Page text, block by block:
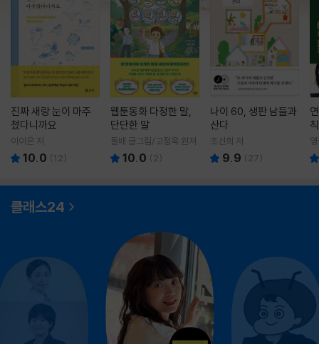
진짜 새랑 눈이 마주
쳤다니까요
이이은 저
10.0 (12)
웹툰동화 다정한 말,
단단한 말
돌배 글그림/고정욱 원저
10.0 ( 2)
나이 60, 생판 남들과
산다
조선희 저
9.9 ( 27)
칙
클래스24